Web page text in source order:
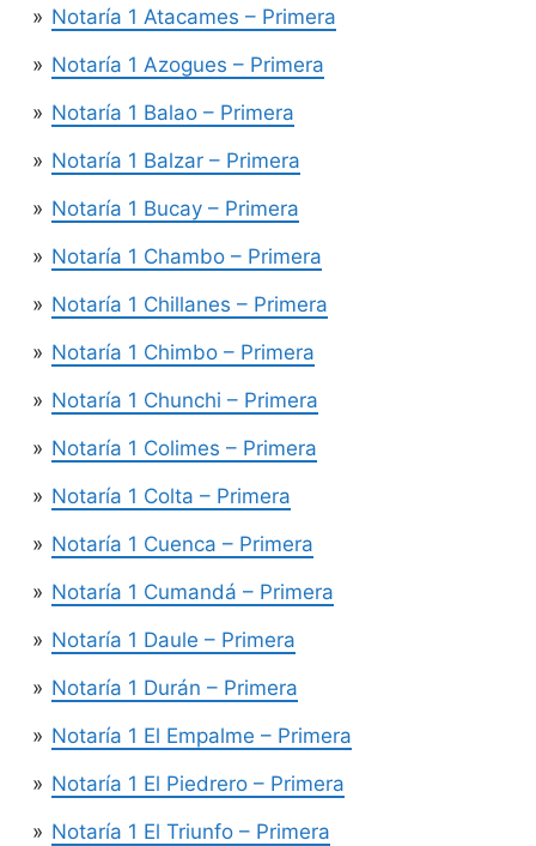
Notaría 1 Atacames – Primera
Notaría 1 Azogues – Primera
Notaría 1 Balao – Primera
Notaría 1 Balzar – Primera
Notaría 1 Bucay – Primera
Notaría 1 Chambo – Primera
Notaría 1 Chillanes – Primera
Notaría 1 Chimbo – Primera
Notaría 1 Chunchi – Primera
Notaría 1 Colimes – Primera
Notaría 1 Colta – Primera
Notaría 1 Cuenca – Primera
Notaría 1 Cumandá – Primera
Notaría 1 Daule – Primera
Notaría 1 Durán – Primera
Notaría 1 El Empalme – Primera
Notaría 1 El Piedrero – Primera
Notaría 1 El Triunfo – Primera